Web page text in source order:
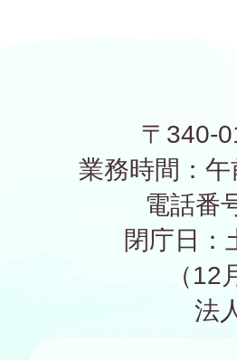
〒340-
業務時間：
電話番
閉庁日：
（
法